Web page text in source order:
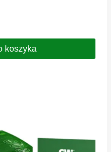
koszyka